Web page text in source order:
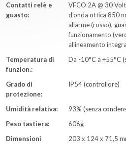
Contatti relè e
guasto:
VFCO 2A @ 30
d’onda ottica 850
allarme (rosso),
funzionamento
allineamento
Temperatura di
funzion.:
Da -10°C a +55°C
Grado di
protezione:
IP54 (controllore)
Umidità relativa:
93% (senza
Peso tastiera:
606g
Dimensioni
203 x 124 x 71,5